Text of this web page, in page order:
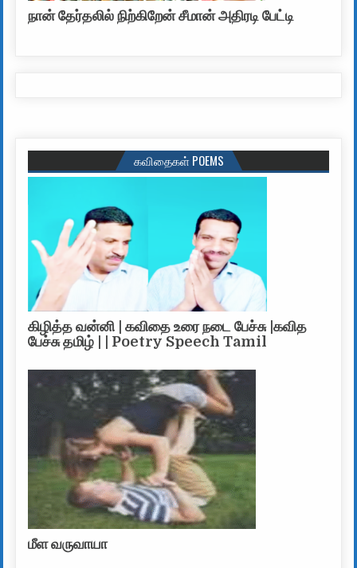
நான் தேர்தலில் நிற்கிறேன் சீமான் அதிரடி பேட்டி
கவிதைகள் POEMS
கிழித்த வன்னி | கவிதை உரை நடை பேச்சு |கவித
பேச்சு தமிழ் | | Poetry Speech Tamil
மீள வருவாயா